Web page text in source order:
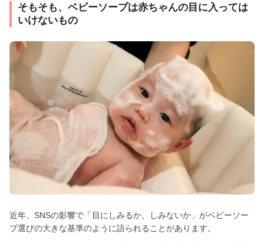
そもそも、ベビーソープは赤ちゃんの目に入っては
いけないもの
近年、SNSの影響で「目にしみるか、しみないか」がベビーソー
プ選びの大きな基準のように語られることがあります。